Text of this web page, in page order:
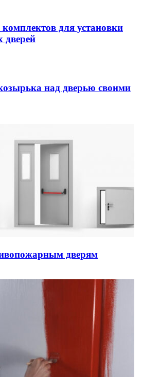
для установки
над дверью своими
дверям